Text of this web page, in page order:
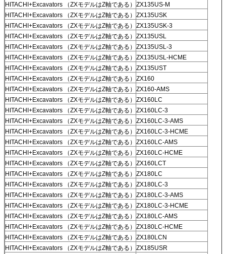
HITACHI+Excavators （ZXモデルはZ軸である） ZX135US-M
HITACHI+Excavators （ZXモデルはZ軸である） ZX135USK
HITACHI+Excavators （ZXモデルはZ軸である） ZX135USK-3
HITACHI+Excavators （ZXモデルはZ軸である） ZX135USL
HITACHI+Excavators （ZXモデルはZ軸である） ZX135USL-3
HITACHI+Excavators （ZXモデルはZ軸である） ZX135USL-HCME
HITACHI+Excavators （ZXモデルはZ軸である） ZX135UST
HITACHI+Excavators （ZXモデルはZ軸である） ZX160
HITACHI+Excavators （ZXモデルはZ軸である） ZX160-AMS
HITACHI+Excavators （ZXモデルはZ軸である） ZX160LC
HITACHI+Excavators （ZXモデルはZ軸である） ZX160LC-3
HITACHI+Excavators （ZXモデルはZ軸である） ZX160LC-3-AMS
HITACHI+Excavators （ZXモデルはZ軸である） ZX160LC-3-HCME
HITACHI+Excavators （ZXモデルはZ軸である） ZX160LC-AMS
HITACHI+Excavators （ZXモデルはZ軸である） ZX160LC-HCME
HITACHI+Excavators （ZXモデルはZ軸である） ZX160LCT
HITACHI+Excavators （ZXモデルはZ軸である） ZX180LC
HITACHI+Excavators （ZXモデルはZ軸である） ZX180LC-3
HITACHI+Excavators （ZXモデルはZ軸である） ZX180LC-3-AMS
HITACHI+Excavators （ZXモデルはZ軸である） ZX180LC-3-HCME
HITACHI+Excavators （ZXモデルはZ軸である） ZX180LC-AMS
HITACHI+Excavators （ZXモデルはZ軸である） ZX180LC-HCME
HITACHI+Excavators （ZXモデルはZ軸である） ZX180LCN
HITACHI+Excavators （ZXモデルはZ軸である） ZX185USR